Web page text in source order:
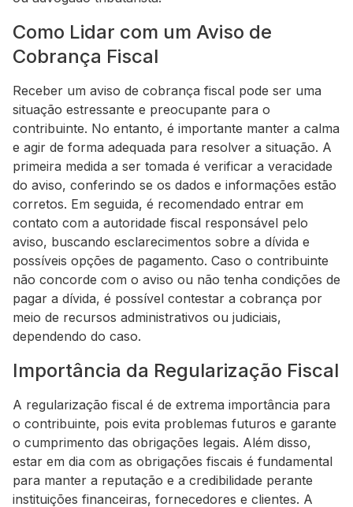
Como Lidar com um Aviso de
Cobrança Fiscal
Receber um aviso de cobrança fiscal pode ser uma
situação estressante e preocupante para o
contribuinte. No entanto, é importante manter a calma
e agir de forma adequada para resolver a situação. A
primeira medida a ser tomada é verificar a veracidade
do aviso, conferindo se os dados e informações estão
corretos. Em seguida, é recomendado entrar em
contato com a autoridade fiscal responsável pelo
aviso, buscando esclarecimentos sobre a dívida e
possíveis opções de pagamento. Caso o contribuinte
não concorde com o aviso ou não tenha condições de
pagar a dívida, é possível contestar a cobrança por
meio de recursos administrativos ou judiciais,
dependendo do caso.
Importância da Regularização Fiscal
A regularização fiscal é de extrema importância para
o contribuinte, pois evita problemas futuros e garante
o cumprimento das obrigações legais. Além disso,
estar em dia com as obrigações fiscais é fundamental
para manter a reputação e a credibilidade perante
instituições financeiras, fornecedores e clientes. A